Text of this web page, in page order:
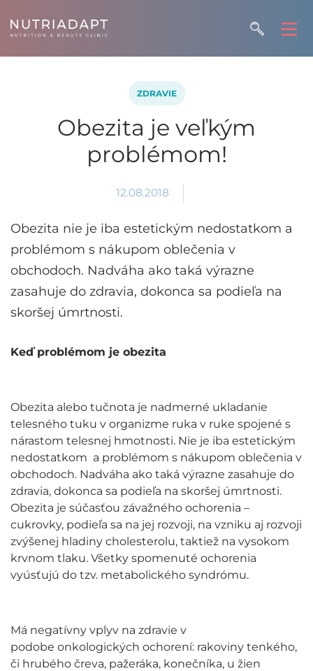
ZDRAVIE
Obezita je veľkým
problémom!
12.08.2018
Obezita nie je iba estetickým nedostatkom a
problémom s nákupom oblečenia v
obchodoch. Nadváha ako taká výrazne
zasahuje do zdravia, dokonca sa podieľa na
skoršej úmrtnosti.
Keď problémom je obezita
Obezita alebo tučnota je nadmerné ukladanie
telesného tuku v organizme ruka v ruke spojené s
nárastom telesnej hmotnosti. Nie je iba estetickým
nedostatkom a problémom s nákupom oblečenia v
obchodoch. Nadváha ako taká výrazne zasahuje do
zdravia, dokonca sa podieľa na skoršej úmrtnosti.
Obezita je súčasťou závažného ochorenia –
cukrovky, podieľa sa na jej rozvoji, na vzniku aj rozvoji
zvýšenej hladiny cholesterolu, taktiež na vysokom
krvnom tlaku. Všetky spomenuté ochorenia
vyúsťujú do tzv. metabolického syndrómu.
Má negatívny vplyv na zdravie v
podobe onkologických ochorení: rakoviny tenkého,
či hrubého čreva, pažeráka, konečníka, u žien